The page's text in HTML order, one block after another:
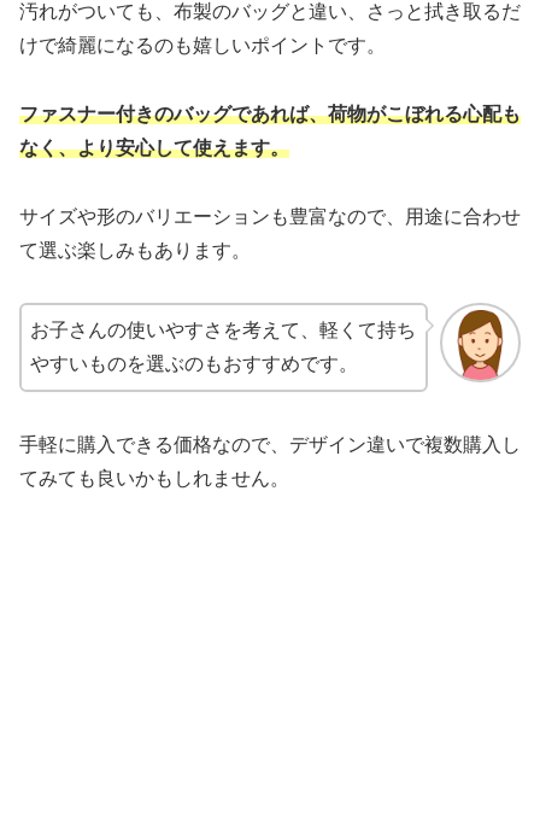
汚れがついても、布製のバッグと違い、さっと拭き取るだ
けで綺麗になるのも嬉しいポイントです。
ファスナー付きのバッグであれば、荷物がこぼれる心配も
なく、より安心して使えます。
サイズや形のバリエーションも豊富なので、用途に合わせ
て選ぶ楽しみもあります。
お子さんの使いやすさを考えて、軽くて持ち
やすいものを選ぶのもおすすめです。
手軽に購入できる価格なので、デザイン違いで複数購入し
てみても良いかもしれません。